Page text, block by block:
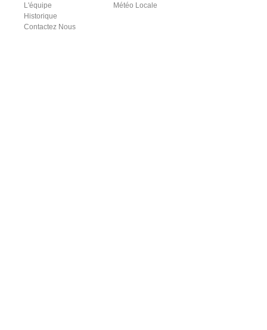
L'équipe
Historique
Contactez Nous
Météo Locale